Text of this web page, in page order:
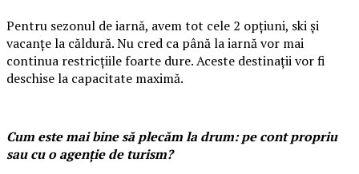
Pentru sezonul de iarnă, avem tot cele 2 opțiuni, ski și
vacanțe la căldură. Nu cred ca până la iarnă vor mai
continua restricțiile foarte dure. Aceste destinații vor fi
deschise la capacitate maximă.
Cum este mai bine să plecăm la drum: pe cont propriu
sau cu o agenție de turism?